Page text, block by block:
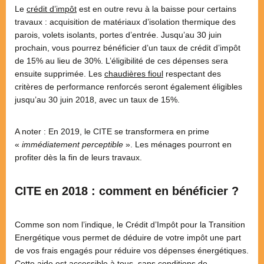
Le crédit d’impôt est en outre revu à la baisse pour certains
travaux : acquisition de matériaux d’isolation thermique des
parois, volets isolants, portes d’entrée. Jusqu’au 30 juin
prochain, vous pourrez bénéficier d’un taux de crédit d’impôt
de 15% au lieu de 30%. L’éligibilité de ces dépenses sera
ensuite supprimée. Les chaudières fioul respectant des
critères de performance renforcés seront également éligibles
jusqu’au 30 juin 2018, avec un taux de 15%.
A noter : En 2019, le CITE se transformera en prime
« immédiatement perceptible ». Les ménages pourront en
profiter dès la fin de leurs travaux.
CITE en 2018 : comment en bénéficier ?
Comme son nom l’indique, le Crédit d’Impôt pour la Transition
Energétique vous permet de déduire de votre impôt une part
de vos frais engagés pour réduire vos dépenses énergétiques.